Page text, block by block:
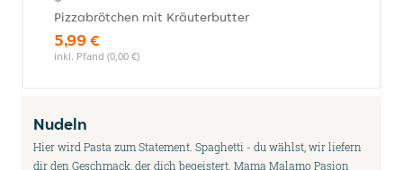
Pizzabrötchen mit Kräuterbutter
5,99 €
inkl. Pfand (0,00 €)
Nudeln
Hier wird Pasta zum Statement. Spaghetti - du wählst, wir liefern
dir den Geschmack, der dich begeistert. Mama Malamo Pasion